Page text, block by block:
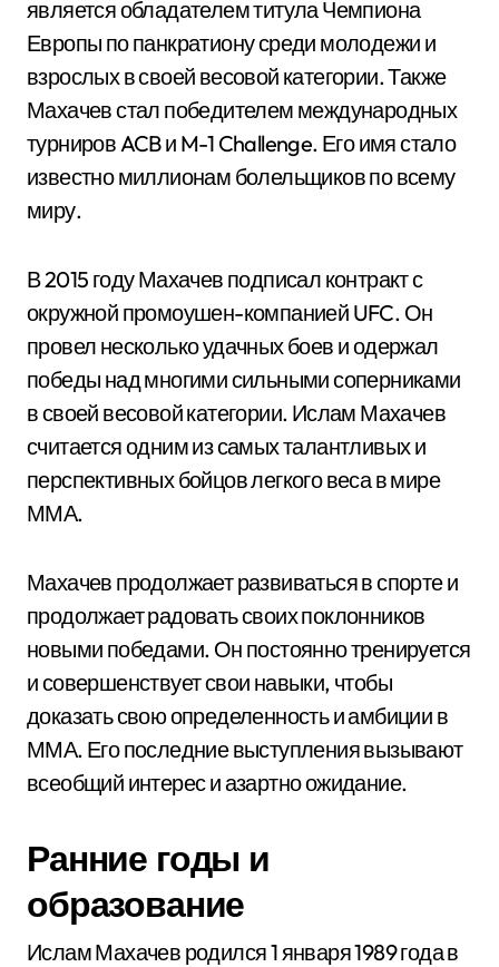
является обладателем титула Чемпиона
Европы по панкратиону среди молодежи и
взрослых в своей весовой категории. Также
Махачев стал победителем международных
турниров ACB и M-1 Challenge. Его имя стало
известно миллионам болельщиков по всему
миру.
В 2015 году Махачев подписал контракт с
окружной промоушен-компанией UFC. Он
провел несколько удачных боев и одержал
победы над многими сильными соперниками
в своей весовой категории. Ислам Махачев
считается одним из самых талантливых и
перспективных бойцов легкого веса в мире
ММА.
Махачев продолжает развиваться в спорте и
продолжает радовать своих поклонников
новыми победами. Он постоянно тренируется
и совершенствует свои навыки, чтобы
доказать свою определенность и амбиции в
ММА. Его последние выступления вызывают
всеобщий интерес и азартно ожидание.
Ранние годы и
образование
Ислам Махачев родился 1 января 1989 года в